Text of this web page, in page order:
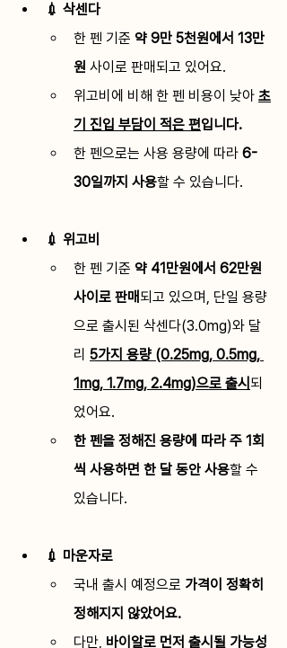
💉 삭센다
한 펜 기준 약 9만 5천원에서 13만
원 사이로 판매되고 있어요.
위고비에 비해 한 펜 비용이 낮아 초
기 진입 부담이 적은 편입니다.
한 펜으로는 사용 용량에 따라 6-
30일까지 사용할 수 있습니다.
💉 위고비
한 펜 기준 약 41만원에서 62만원
사이로 판매되고 있으며, 단일 용량
으로 출시된 삭센다(3.0mg)와 달
리 5가지 용량 (0.25mg, 0.5mg,
1mg, 1.7mg, 2.4mg)으로 출시 되
었어요.
한 펜을 정해진 용량에 따라 주 1회
씩 사용하면 한 달 동안 사용할 수
있습니다.
💉 마운자로
국내 출시 예정으로 가격이 정확히
정해지지 않았어요.
다만, 바이알로 먼저 출시될 가능성